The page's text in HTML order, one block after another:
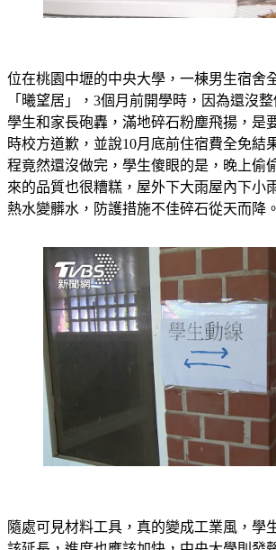
位在桃園中壢的中央大學，一棟男生宿舍
「曦望居」，3個月前開學時，因為還沒
學生和家長砲轟，滿地碎石粉塵飛揚，是
時校方道歉，並說10月底前住宿費全免結
程竟然還沒做完，學生傻眼的是，晚上偷
來的品質也很糟糕，屋外下大雨屋內下小